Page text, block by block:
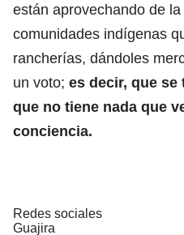
están aprovechando de
comunidades indígenas
rancherías, dándoles
un voto; es decir, que se
que no tiene nada que
conciencia.
Redes sociales
Guajira